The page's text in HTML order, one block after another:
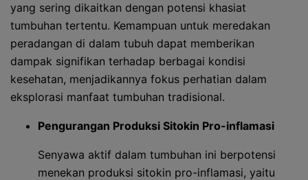
yang sering dikaitkan dengan potensi khasiat
tumbuhan tertentu. Kemampuan untuk meredakan
peradangan di dalam tubuh dapat memberikan
dampak signifikan terhadap berbagai kondisi
kesehatan, menjadikannya fokus perhatian dalam
eksplorasi manfaat tumbuhan tradisional.
Pengurangan Produksi Sitokin Pro-inflamasi
Senyawa aktif dalam tumbuhan ini berpotensi
menekan produksi sitokin pro-inflamasi, yaitu